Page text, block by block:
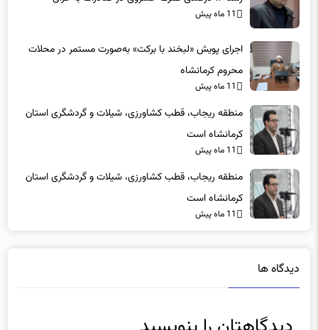
محروم کرمانشاه
منطقه ریجاب، قطب کشاورزی، شیلات و گردشگری استان
کرمانشاه است
11 ماه پیش
منطقه ریجاب، قطب کشاورزی، شیلات و گردشگری استان
کرمانشاه است
11 ماه پیش